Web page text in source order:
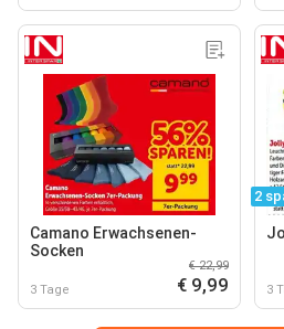
Camano Erwachsenen-
Socken
3 Tage
€ 22,99
€ 9,99
2
3